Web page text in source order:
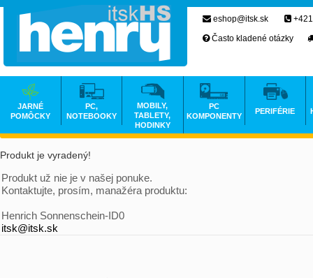
Produkt je vyradený!
Produkt už nie je v našej ponuke.
Kontaktujte, prosím, manažéra produktu:
Henrich Sonnenschein-ID0
itsk@itsk.sk
eshop@itsk.sk
Často kladené otázky
JARNÉ
POMÔCKY
PC,
NOTEBOOKY
MOBILY,
TABLETY,
HODINKY
PC
KOMPONENTY
PERIFÉRIE